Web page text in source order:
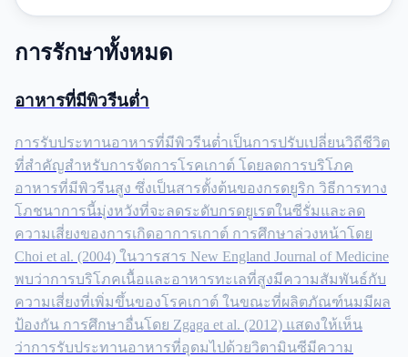
การรักษาทั้งหมด
อาหารที่มีพิวรีนต่ำ
การรับประทานอาหารที่มีพิวรีนต่ำเป็นการปรับเปลี่ยนวิถีชีวิต
ที่สำคัญสำหรับการจัดการโรคเกาต์ โดยลดการบริโภค
อาหารที่มีพิวรีนสูง ซึ่งเป็นสารตั้งต้นของกรดยูริก วิธีการทาง
โภชนาการนี้มุ่งหวังที่จะลดระดับกรดยูเรตในซีรั่มและลด
ความเสี่ยงของการเกิดอาการเกาต์ การศึกษาล่วงหน้าโดย
Choi et al. (2004) ในวารสาร New England Journal of Medicine
พบว่าการบริโภคเนื้อและอาหารทะเลที่สูงมีความสัมพันธ์กับ
ความเสี่ยงที่เพิ่มขึ้นของโรคเกาต์ ในขณะที่ผลิตภัณฑ์นมมีผล
ป้องกัน การศึกษาอื่นโดย Zgaga et al. (2012) แสดงให้เห็น
ว่าการรับประทานอาหารที่อุดมไปด้วยวิตามินซีมีความ